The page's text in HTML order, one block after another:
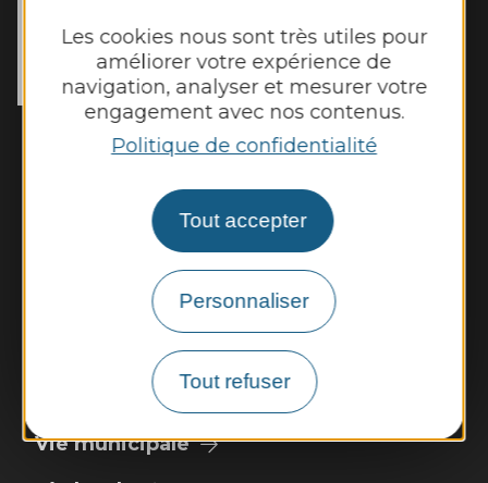
Les cookies nous sont très utiles pour
améliorer votre expérience de
navigation, analyser et mesurer votre
engagement avec nos contenus.
Politique de confidentialité
Tout accepter
Personnaliser
Tout refuser
56 Rue du Cantou
12220 Galgan
Tél. :05 65 80 41 08
Horaires d'ouverture :
Lundi et mardi de 13h00 à 16h45
Mercredi de 14h00 à 16h45
Jeudi et vendredi de 13h00 à 16h45
Nous contacter
Vie municipale